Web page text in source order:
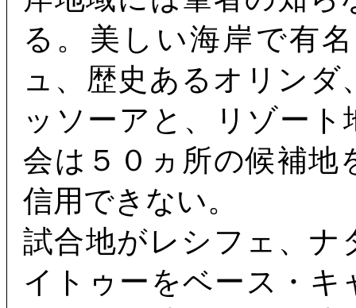
る。美しい海岸で有
ュ、歴史あるオリン
ッソーアと、リゾー
会は５０ヵ所の候補地
信用できない。
試合地がレシフェ、ナ
イトゥーをベース・